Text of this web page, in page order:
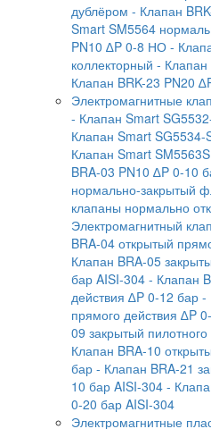
дублёром - Клапан
Smart SM5564
PN10 ∆P 0-8 НО -
коллекторный -
Клапан BRK-23 PN20
Электромагнитные
- Клапан Smart
Клапан Smart
Клапан Smart
BRA-03 PN10 ∆P 0-10
нормально-закрытый
клапаны нормально
Электромагнитный
BRA-04 открытый
Клапан BRA-05
бар AISI-304 - Клапан
действия ∆P 0-12 бар -
прямого действия ∆P
09 закрытый
Клапан BRA-10
бар - Клапан BRA-21
10 бар AISI-304 -
0-20 бар AISI-304
Электромагнитные